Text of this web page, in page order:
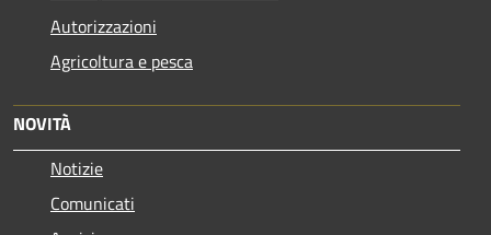
Autorizzazioni
Agricoltura e pesca
NOVITÀ
Notizie
Comunicati